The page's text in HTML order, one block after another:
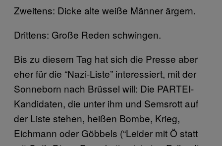
Zweitens: Dicke alte weiße Männer ärgern.
Drittens: Große Reden schwingen.
Bis zu diesem Tag hat sich die Presse aber
eher für die “Nazi-Liste” interessiert, mit der
Sonneborn nach Brüssel will: Die PARTEI-
Kandidaten, die unter ihm und Semsrott auf
der Liste stehen, heißen Bombe, Krieg,
Eichmann oder Göbbels (“Leider mit Ö statt